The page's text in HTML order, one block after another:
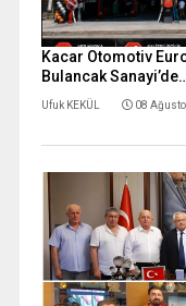
Kacar Otomotiv
Bulancak
Ufuk KEKÜL 08